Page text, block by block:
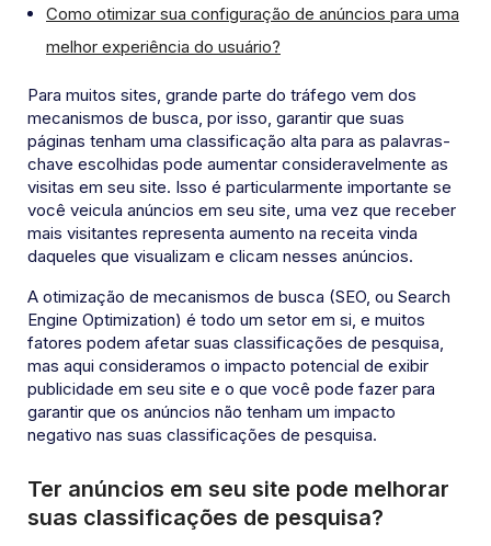
Como otimizar sua configuração de anúncios para uma
melhor experiência do usuário?
Para muitos sites, grande parte do tráfego vem dos
mecanismos de busca, por isso, garantir que suas
páginas tenham uma classificação alta para as palavras-
chave escolhidas pode aumentar consideravelmente as
visitas em seu site. Isso é particularmente importante se
você veicula anúncios em seu site, uma vez que receber
mais visitantes representa aumento na receita vinda
daqueles que visualizam e clicam nesses anúncios.
A otimização de mecanismos de busca (SEO, ou Search
Engine Optimization) é todo um setor em si, e muitos
fatores podem afetar suas classificações de pesquisa,
mas aqui consideramos o impacto potencial de exibir
publicidade em seu site e o que você pode fazer para
garantir que os anúncios não tenham um impacto
negativo nas suas classificações de pesquisa.
Ter anúncios em seu site pode melhorar
suas classificações de pesquisa?